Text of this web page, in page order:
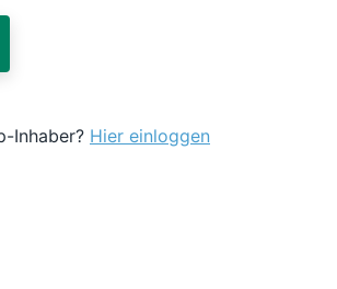
Inhaber? Hier einloggen